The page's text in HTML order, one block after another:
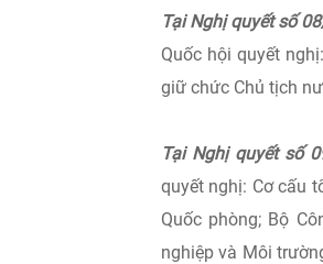
Tại Nghị quyết số
Quốc hội quyết
giữ chức Chủ tịch
Tại Nghị quyết số
quyết nghị: Cơ cấu
Quốc phòng; Bộ
nghiệp và Môi